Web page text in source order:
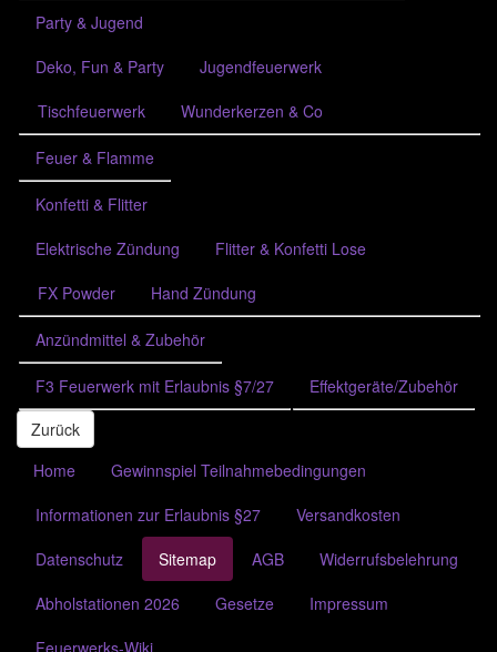
Party & Jugend
Deko, Fun & Party
Jugendfeuerwerk
Tischfeuerwerk
Wunderkerzen & Co
Feuer & Flamme
Konfetti & Flitter
Elektrische Zündung
Flitter & Konfetti Lose
FX Powder
Hand Zündung
Anzündmittel & Zubehör
F3 Feuerwerk mit Erlaubnis §7/27
Effektgeräte/Zubehör
Zurück
Home
Gewinnspiel Teilnahmebedingungen
Informationen zur Erlaubnis §27
Versandkosten
Datenschutz
Sitemap AGB
Widerrufsbelehrung
Abholstationen 2026
Gesetze
Impressum